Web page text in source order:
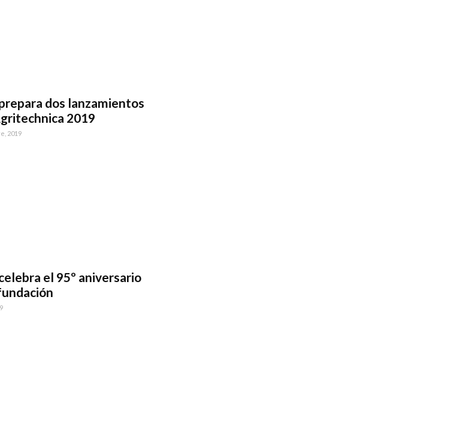
dos lanzamientos
2019
2019
el 95º aniversario